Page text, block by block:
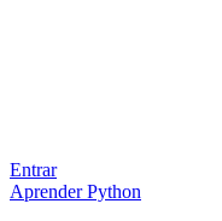
Entrar
Aprender Python